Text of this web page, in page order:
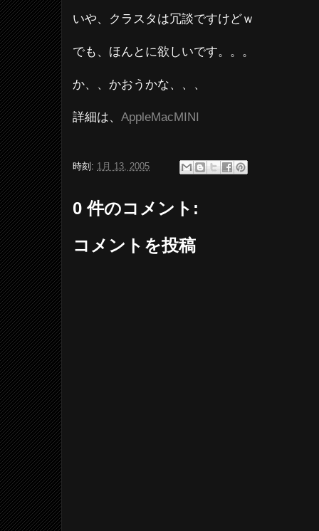
いや、クラスタは冗談ですけどｗ
でも、ほんとに欲しいです。。。
か、、かおうかな、、、
詳細は、 AppleMacMINI
時刻: 1月 13, 2005
0 件のコメント:
コメントを投稿